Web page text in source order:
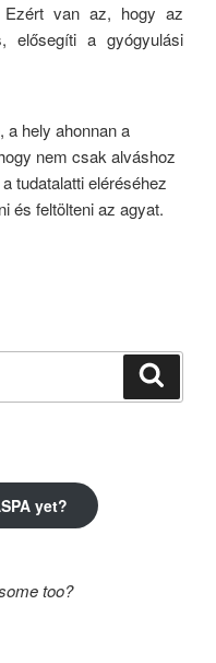
Ezért van az, hogy az
elősegíti a gyógyulási
a hely ahonnan a
nem csak alváshoz
tudatalatti eléréséhez
és feltölteni az agyat.
yet?
too?